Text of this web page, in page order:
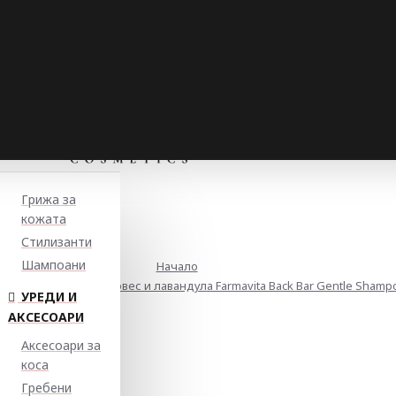
Грижа за
кожата
Стилизанти
Шампоани
УРЕДИ И
АКСЕСОАРИ
Аксесоари за
коса
Гребени
Начало
скалп с овес и лавандула Farmavita Back Bar Gentle